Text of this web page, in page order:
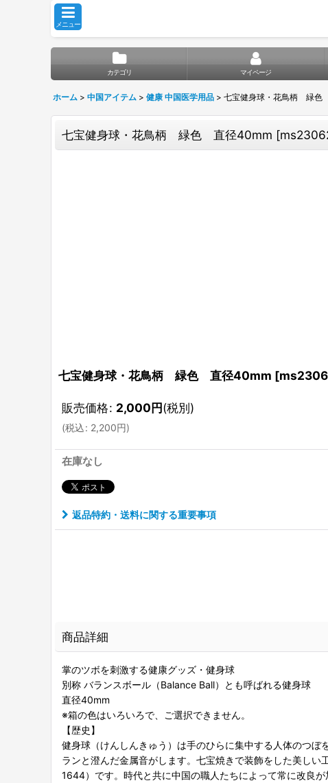
メニュー
カテゴリ マイページ
ホーム > 中国アイテム > 健康 中国医学用品 > 七宝健身球・花鳥柄 緑
七宝健身球・花鳥柄 緑色 直径40mm [
七宝健身球・花鳥柄 緑色 直径40mm [
販売価格: 2,000円(税別)
(税込: 2,200円)
在庫なし
返品特約・送料に関する重要事項
商品詳細
掌のツボを刺激する健康グッズ・健身球
別称 バランスボール（Balance Ball）とも呼ばれる健身球
直径40mm
※箱の色はいろいろで、ご選択できません。
【歴史】
健身球（けんしんきゅう）は手のひらに集中する人体のつ
ランと澄んだ金属音がします。七宝焼きで装飾をした美し
1644）です。時代と共に中国の職人たちによって常に改良